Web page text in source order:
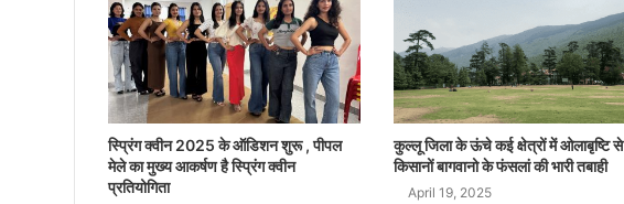
स्प्रिंग क्वीन 2025 के ऑडिशन शुरू , पीपल
मेले का मुख्य आकर्षण है स्प्रिंग क्वीन
प्रतियोगिता
कुल्लू जिला के ऊंचे कई क्षेत्रों में ओलाबृष्टि से
किसानों बागवानो के फंसलां की भारी तबाही
April 19, 2025